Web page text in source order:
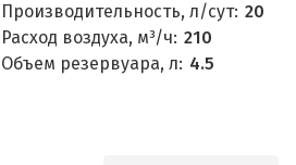
Производительность, л/сут: 20
Расход воздуха, м³/ч: 210
Объем резервуара, л: 4.5